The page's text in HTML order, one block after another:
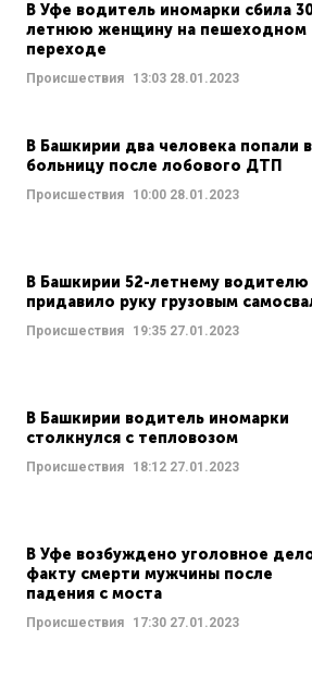
В Уфе водитель иномарки сбила
летнюю женщину на пешеходном
переходе
Происшествия 13:03 28.01.2023
В Башкирии два человека попали в
больницу после лобового ДТП
Происшествия 10:00 28.01.2023
В Башкирии 52-летнему водителю
придавило руку грузовым
Происшествия 19:35 27.01.2023
В Башкирии водитель иномарки
столкнулся с тепловозом
Происшествия 18:12 27.01.2023
В Уфе возбуждено уголовное
факту смерти мужчины после
падения с моста
Происшествия 17:30 27.01.2023